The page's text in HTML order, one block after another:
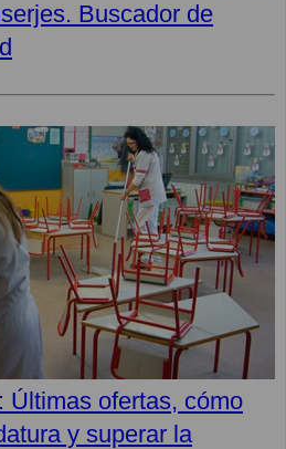
Buscador de
Últimas ofertas, cómo
y superar la